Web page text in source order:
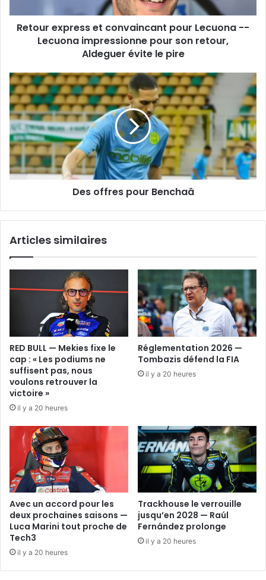
Lecuona
impressionne
Aldeguer
évite
le
pire
Retour express et convaincant pour Lecuona --
Lecuona impressionne pour son retour,
Aldeguer évite le pire
Des
offres
pour
Benchaâ
Des offres pour Benchaâ
Articles similaires
RED BULL — Mekies fixe le
cap : « Les podiums ne
suffisent pas, nous
voulons retrouver la
victoire »
il y a 20 heures
Réglementation 2026 —
Tombazis défend la FIA
il y a 20 heures
Avec un accord pour les
deux prochaines saisons —
Luca Marini tout proche de
Tech3
il y a 20 heures
Trackhouse le verrouille
jusqu’en 2028 — Raúl
Fernández prolonge
il y a 20 heures